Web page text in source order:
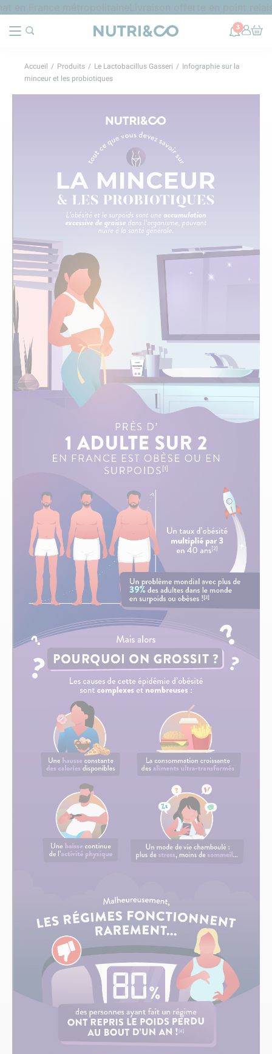
3
Accueil Produits Le Lactobacillus Gasseri
Infographie sur la
minceur et les probiotiques